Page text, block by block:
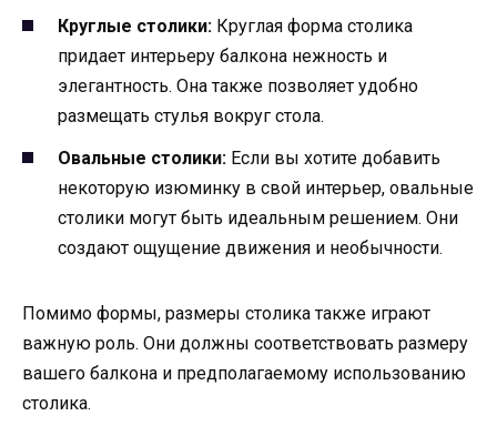
Круглые столики: Круглая форма столика
придает интерьеру балкона нежность и
элегантность. Она также позволяет удобно
размещать стулья вокруг стола.
Овальные столики: Если вы хотите добавить
некоторую изюминку в свой интерьер, овальные
столики могут быть идеальным решением. Они
создают ощущение движения и необычности.
Помимо формы, размеры столика также играют
важную роль. Они должны соответствовать размеру
вашего балкона и предполагаемому использованию
столика.